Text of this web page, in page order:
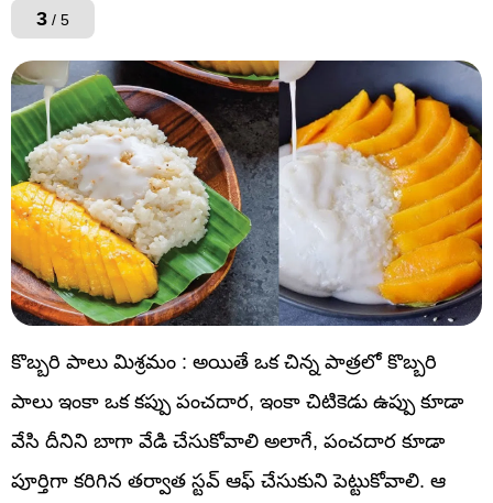
3 / 5
కొబ్బరి పాలు మిశ్రమం : అయితే ఒక చిన్న పాత్రలో కొబ్బరి
పాలు ఇంకా ఒక కప్పు పంచదార, ఇంకా చిటికెడు ఉప్పు కూడా
వేసి దీనిని బాగా వేడి చేసుకోవాలి అలాగే, పంచదార కూడా
పూర్తిగా కరిగిన తర్వాత స్టవ్ ఆఫ్ చేసుకుని పెట్టుకోవాలి. ఆ